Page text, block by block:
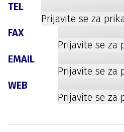
TEL
Prijavite se za
FAX
Prijavite se za
EMAIL
Prijavite se za
WEB
Prijavite se za